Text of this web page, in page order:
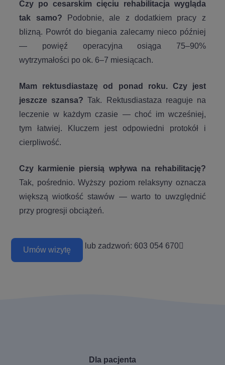
Czy po cesarskim cięciu rehabilitacja wygląda
tak samo? Podobnie, ale z dodatkiem pracy z
blizną. Powrót do biegania zalecamy nieco później
— powięź operacyjna osiąga 75–90%
wytrzymałości po ok. 6–7 miesiącach.
Mam rektusdiastazę od ponad roku. Czy jest
jeszcze szansa? Tak. Rektusdiastaza reaguje na
leczenie w każdym czasie — choć im wcześniej,
tym łatwiej. Kluczem jest odpowiedni protokół i
cierpliwość.
Czy karmienie piersią wpływa na rehabilitację?
Tak, pośrednio. Wyższy poziom relaksyny oznacza
większą wiotkość stawów — warto to uwzględnić
przy progresji obciążeń.
Umów wizytę lub zadzwoń: 603 054 670
Dla pacjenta